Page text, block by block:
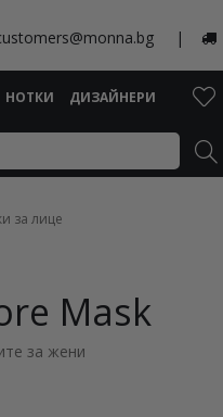
НОТКИ ДИЗАЙНЕРИ
за лице
Mask
за жени